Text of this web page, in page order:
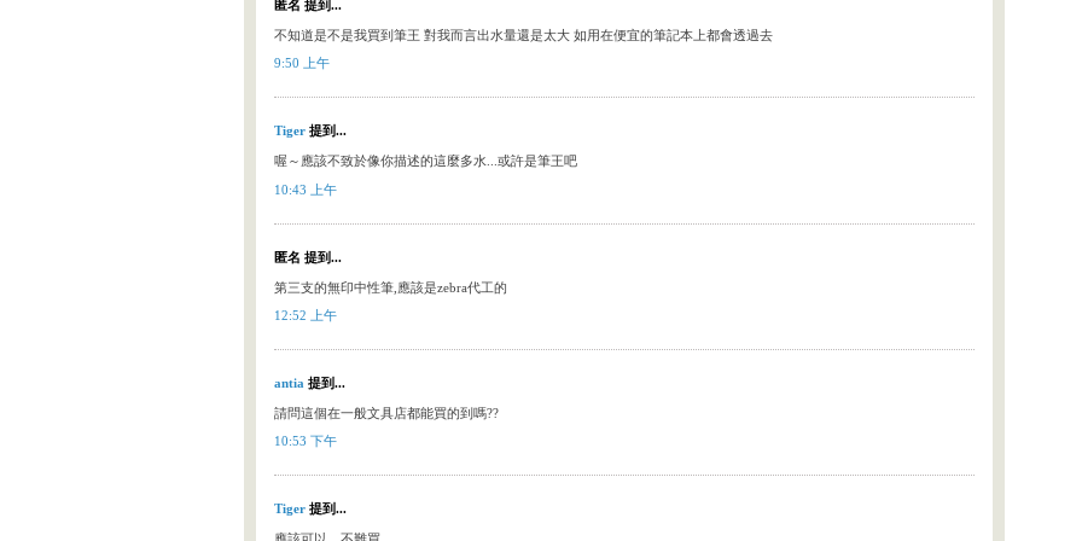
匿名 提到...
不知道是不是我買到筆王 對我而言出水量還是太大 如用在便宜的筆記本上都會透過去
9:50 上午
Tiger 提到...
喔～應該不致於像你描述的這麼多水...或許是筆王吧
10:43 上午
匿名 提到...
第三支的無印中性筆,應該是zebra代工的
12:52 上午
antia 提到...
請問這個在一般文具店都能買的到嗎??
10:53 下午
Tiger 提到...